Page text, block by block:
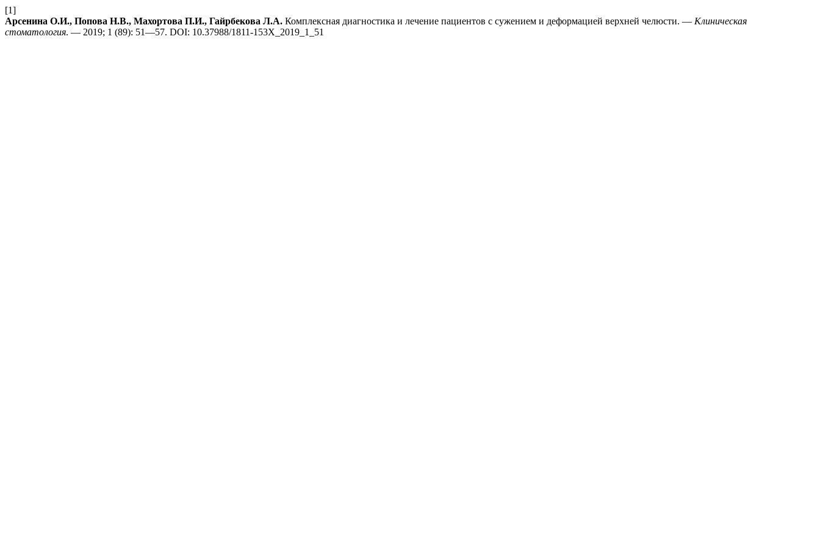
[1]
Арсенина О.И., Попова Н.В., Махортова П.И., Гайрбекова Л.А. Комплексная диагностика и лечение пациентов с сужением и деформацией верхней челюсти. — Клиническая
стоматология. — 2019; 1 (89): 51—57. DOI: 10.37988/1811-153X_2019_1_51